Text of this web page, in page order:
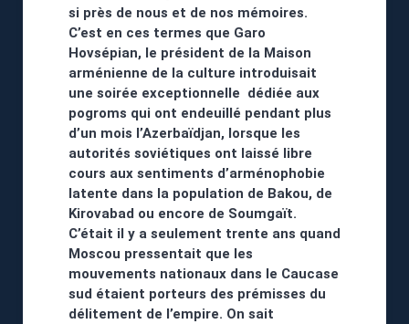
si près de nous et de nos mémoires.
C’est en ces termes que Garo
Hovsépian, le président de la Maison
arménienne de la culture introduisait
une soirée exceptionnelle dédiée aux
pogroms qui ont endeuillé pendant plus
d’un mois l’Azerbaïdjan, lorsque les
autorités soviétiques ont laissé libre
cours aux sentiments d’arménophobie
latente dans la population de Bakou, de
Kirovabad ou encore de Soumgaït.
C’était il y a seulement trente ans quand
Moscou pressentait que les
mouvements nationaux dans le Caucase
sud étaient porteurs des prémisses du
délitement de l’empire. On sait